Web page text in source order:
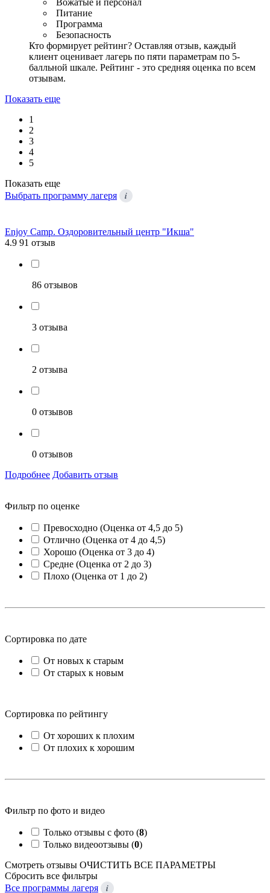
Питание
Программа
Безопасность
Кто формирует рейтинг? Оставляя отзыв, каждый
клиент оценивает лагерь по пяти параметрам по 5-
балльной шкале. Рейтинг - это средняя оценка по всем
отзывам.
Показать еще
1
2
3
4
5
Показать еще
Выбрать программу лагеря
i
Enjoy Camp. Оздоровительный центр "Икша"
4.9 91 отзыв
86 отзывов
3 отзыва
2 отзыва
0 отзывов
0 отзывов
Подробнее Добавить отзыв
Фильтр по оценке
Превосходно (Оценка от 4,5 до 5)
Отлично (Оценка от 4 до 4,5)
Хорошо (Оценка от 3 до 4)
Средне (Оценка от 2 до 3)
Плохо (Оценка от 1 до 2)
Сортировка по дате
От новых к старым
От старых к новым
Сортировка по рейтингу
От хороших к плохим
От плохих к хорошим
Фильтр по фото и видео
Только отзывы с фото (8)
Только видеоотзывы (0)
Смотреть отзывы ОЧИСТИТЬ ВСЕ ПАРАМЕТРЫ
Сбросить все фильтры
Все программы лагеря
i